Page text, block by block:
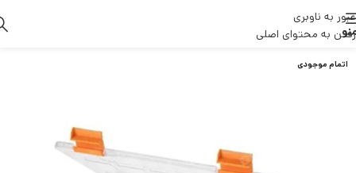
عبور به ناوبری
رفتن به محتوای اصلی
اتمام موجودی